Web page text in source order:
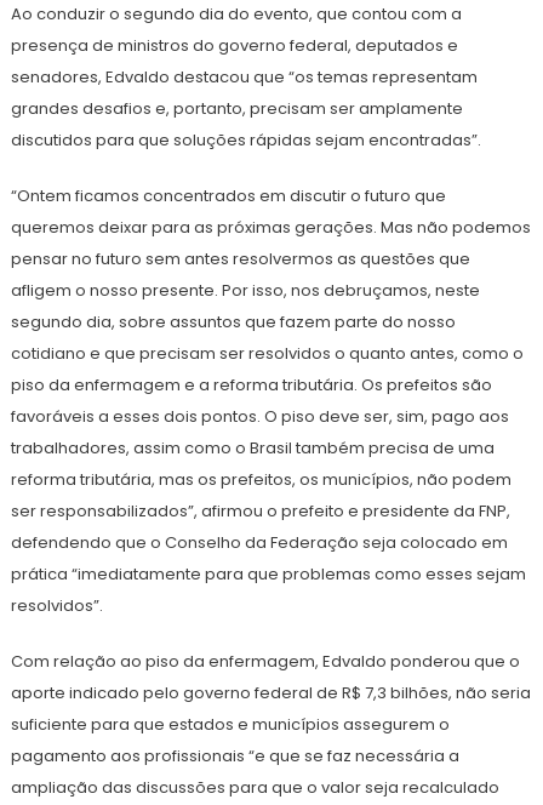
Ao conduzir o segundo dia do evento, que contou com a
presença de ministros do governo federal, deputados e
senadores, Edvaldo destacou que “os temas representam
grandes desafios e, portanto, precisam ser amplamente
discutidos para que soluções rápidas sejam encontradas”.
“Ontem ficamos concentrados em discutir o futuro que
queremos deixar para as próximas gerações. Mas não podemos
pensar no futuro sem antes resolvermos as questões que
afligem o nosso presente. Por isso, nos debruçamos, neste
segundo dia, sobre assuntos que fazem parte do nosso
cotidiano e que precisam ser resolvidos o quanto antes, como o
piso da enfermagem e a reforma tributária. Os prefeitos são
favoráveis a esses dois pontos. O piso deve ser, sim, pago aos
trabalhadores, assim como o Brasil também precisa de uma
reforma tributária, mas os prefeitos, os municípios, não podem
ser responsabilizados”, afirmou o prefeito e presidente da FNP,
defendendo que o Conselho da Federação seja colocado em
prática “imediatamente para que problemas como esses sejam
resolvidos”.
Com relação ao piso da enfermagem, Edvaldo ponderou que o
aporte indicado pelo governo federal de R$ 7,3 bilhões, não seria
suficiente para que estados e municípios assegurem o
pagamento aos profissionais “e que se faz necessária a
ampliação das discussões para que o valor seja recalculado